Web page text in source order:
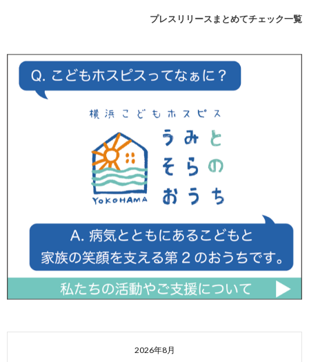
プレスリリースまとめてチェック一覧
2026年8月